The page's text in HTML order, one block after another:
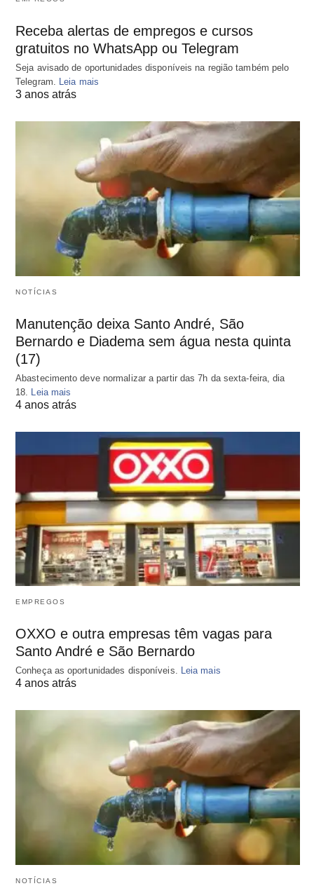
Receba alertas de empregos e cursos
gratuitos no WhatsApp ou Telegram
Seja avisado de oportunidades disponíveis na região também pelo
Telegram. Leia mais
3 anos atrás
NOTÍCIAS
Manutenção deixa Santo André, São
Bernardo e Diadema sem água nesta quinta
(17)
Abastecimento deve normalizar a partir das 7h da sexta-feira, dia
18.
Leia mais
4 anos atrás
EMPREGOS
OXXO e outra empresas têm vagas para
Santo André e São Bernardo
Conheça as oportunidades disponíveis. Leia mais
4 anos atrás
NOTÍCIAS